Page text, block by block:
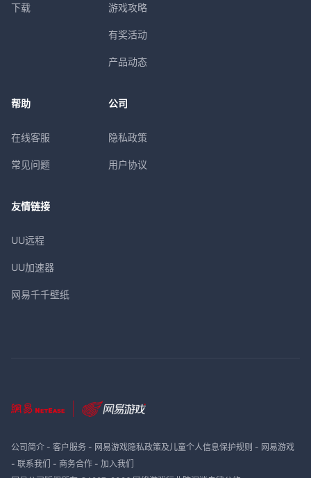
下载 游戏攻略
有奖活动
产品动态
帮助
在线客服
常见问题
公司
隐私政策
用户协议
友情链接
UU远程
UU加速器
网易千千壁纸
公司简介- 客户服务- 网易游戏隐私政策及儿童个人信息保护规则 - 网易游戏
- 联系我们 - 商务合作- 加入我们